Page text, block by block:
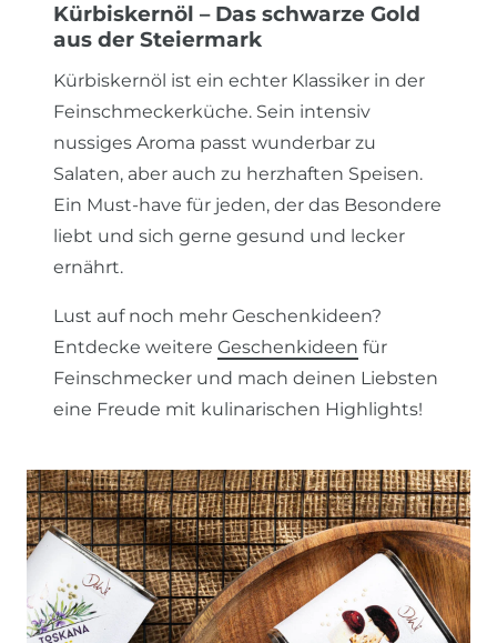
Kürbiskernöl – Das schwarze Gold
aus der Steiermark
Kürbiskernöl ist ein echter Klassiker in der
Feinschmeckerküche. Sein intensiv
nussiges Aroma passt wunderbar zu
Salaten, aber auch zu herzhaften Speisen.
Ein Must-have für jeden, der das Besondere
liebt und sich gerne gesund und lecker
ernährt.
Lust auf noch mehr Geschenkideen?
Entdecke weitere Geschenkideen für
Feinschmecker und mach deinen Liebsten
eine Freude mit kulinarischen Highlights!